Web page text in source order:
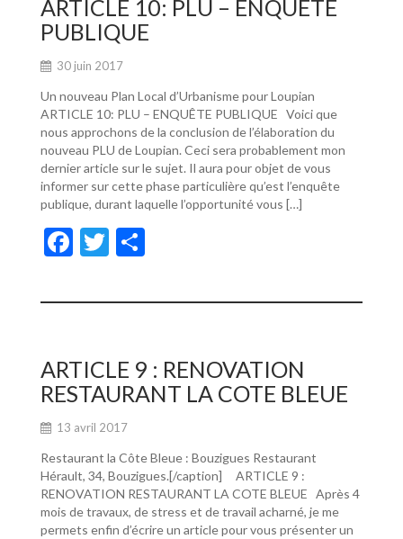
o
k
ARTICLE 10: PLU – ENQUÊTE
PUBLIQUE
30 juin 2017
Un nouveau Plan Local d’Urbanisme pour Loupian
ARTICLE 10: PLU – ENQUÊTE PUBLIQUE Voici que
nous approchons de la conclusion de l’élaboration du
nouveau PLU de Loupian. Ceci sera probablement mon
dernier article sur le sujet. Il aura pour objet de vous
informer sur cette phase particulière qu’est l’enquête
publique, durant laquelle l’opportunité vous […]
F
e
o
o
k
T
itt ta
er
ARTICLE 9 : RENOVATION
RESTAURANT LA COTE BLEUE
13 avril 2017
Restaurant la Côte Bleue : Bouzigues Restaurant
Hérault, 34, Bouzigues.[/caption] ARTICLE 9 :
RENOVATION RESTAURANT LA COTE BLEUE Après 4
mois de travaux, de stress et de travail acharné, je me
permets enfin d’écrire un article pour vous présenter un